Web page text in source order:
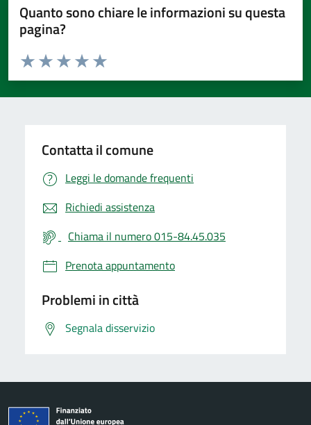
Quanto sono chiare le informazioni su questa
pagina?
Valuta da 1 a 5 stelle la pagina
Valuta 5 stelle su 5
Valuta 4 stelle su 5
Valuta 3 stelle su 5
Valuta 2 stelle su 5
Valuta 1 stelle su 5
Contatta il comune
Leggi le domande frequenti
Richiedi assistenza
Chiama il numero 015-84.45.035
Prenota appuntamento
Problemi in città
Segnala disservizio